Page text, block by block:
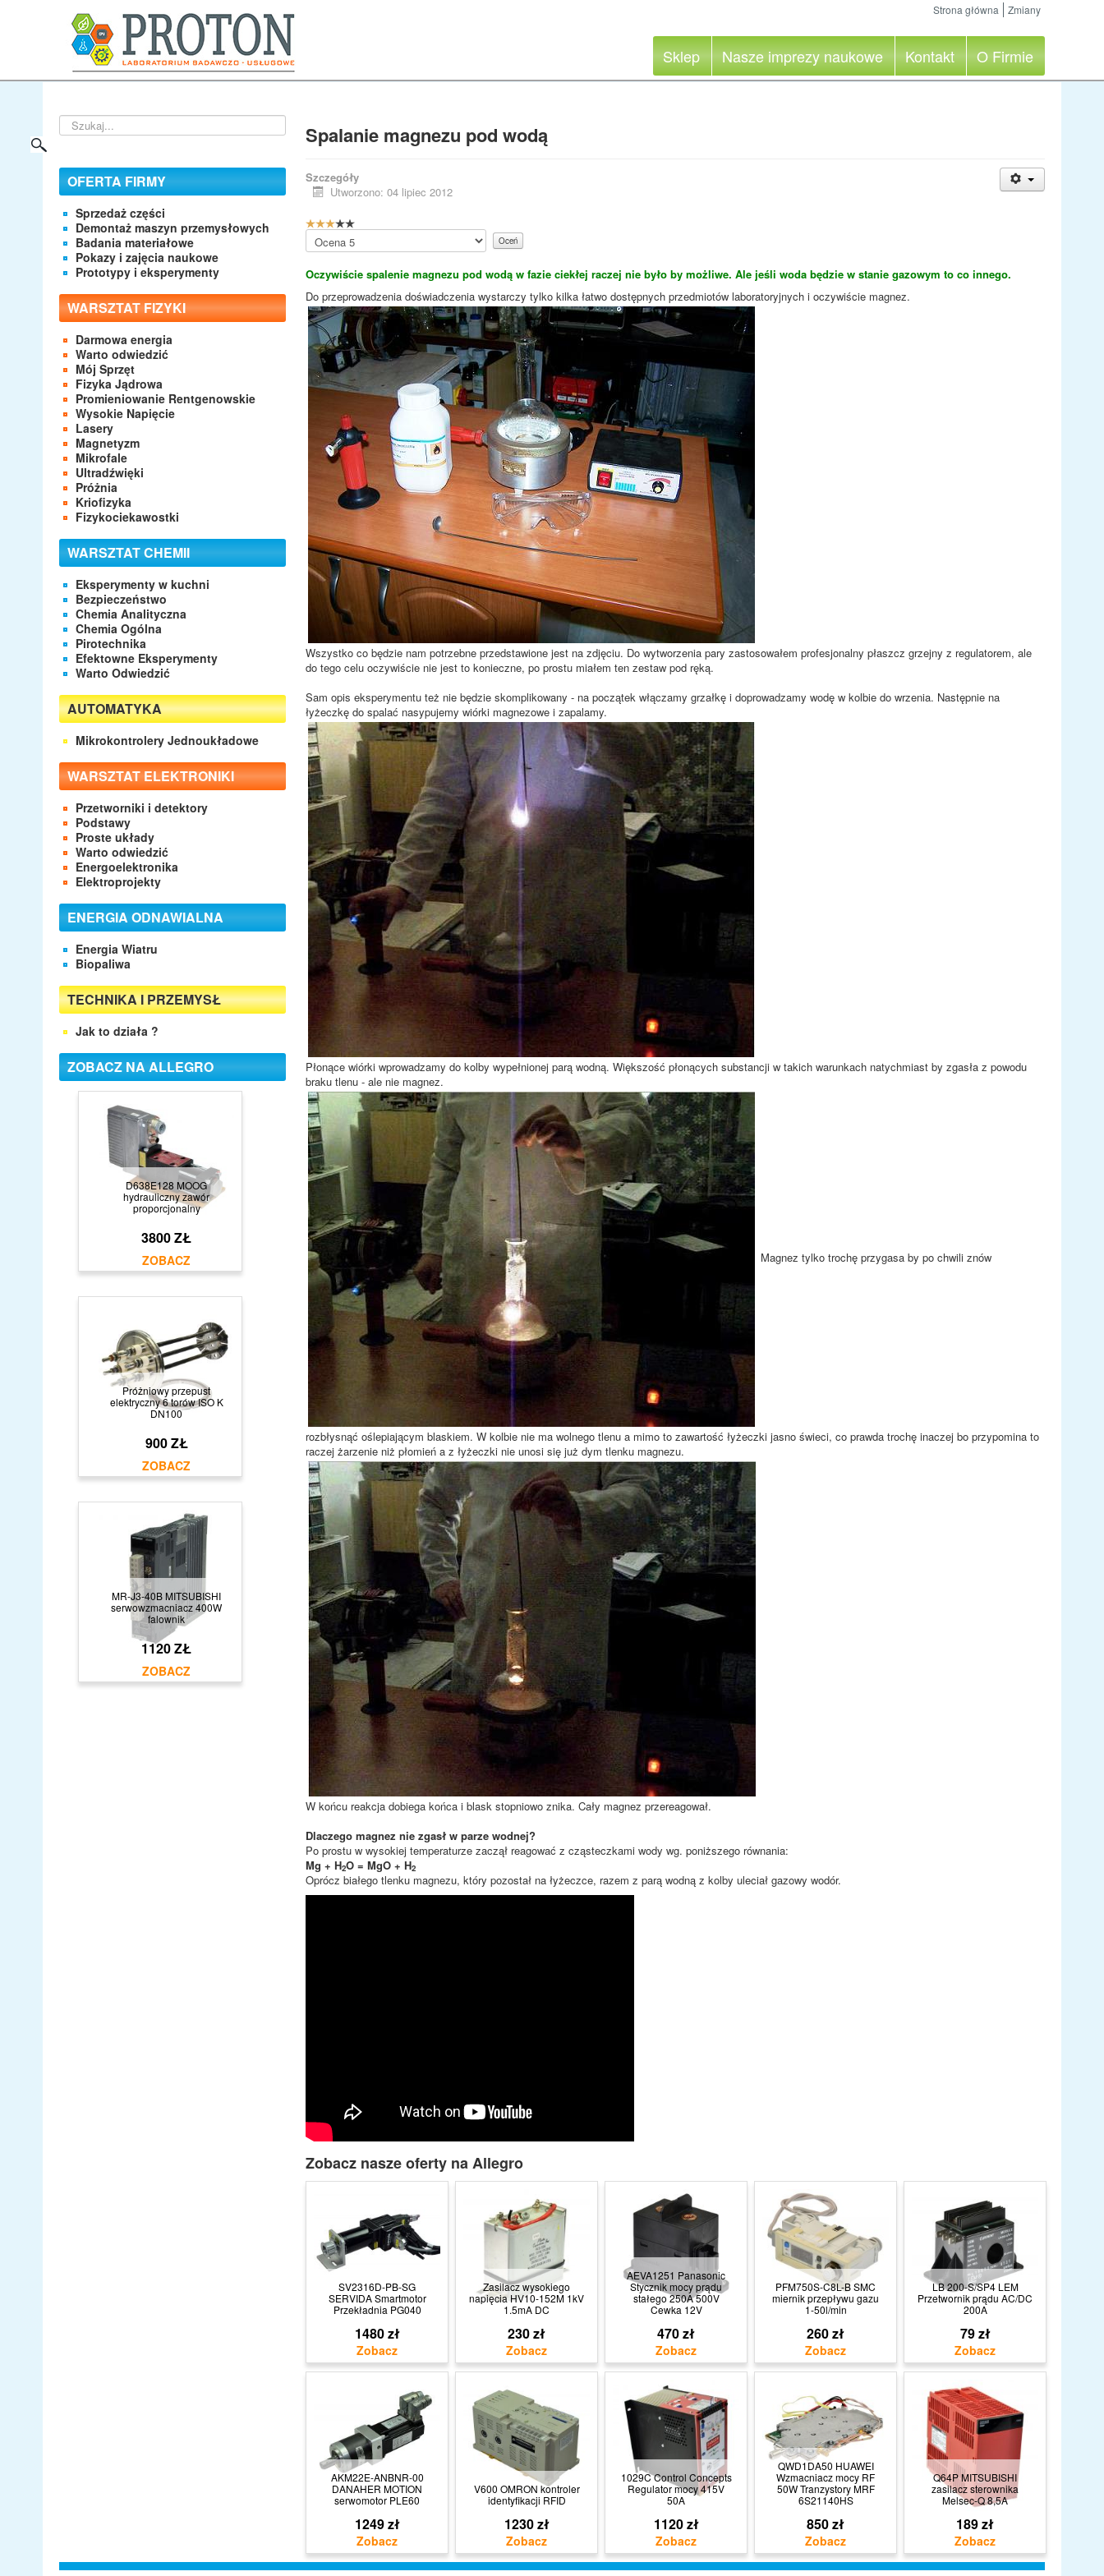
Strona główna Zmiany
Sklep Nasze imprezy naukowe Kontakt O Firmie
Szukaj...
OFERTA FIRMY
Sprzedaż części
Demontaż maszyn przemysłowych
Badania materiałowe
Pokazy i zajęcia naukowe
Prototypy i eksperymenty
WARSZTAT FIZYKI
Darmowa energia
Warto odwiedzić
Mój Sprzęt
Fizyka Jądrowa
Promieniowanie Rentgenowskie
Wysokie Napięcie
Lasery
Magnetyzm
Mikrofale
Ultradźwięki
Próżnia
Kriofizyka
Fizykociekawostki
WARSZTAT CHEMII
Eksperymenty w kuchni
Bezpieczeństwo
Chemia Analityczna
Chemia Ogólna
Pirotechnika
Efektowne Eksperymenty
Warto Odwiedzić
AUTOMATYKA
Mikrokontrolery Jednoukładowe
WARSZTAT ELEKTRONIKI
Przetworniki i detektory
Podstawy
Proste układy
Warto odwiedzić
Energoelektronika
Elektroprojekty
ENERGIA ODNAWIALNA
Energia Wiatru
Biopaliwa
TECHNIKA I PRZEMYSŁ
Jak to działa ?
ZOBACZ NA ALLEGRO
D638E128 MOOG
hydrauliczny zawór
proporcjonalny
3800 ZŁ
Próżniowy przepust
elektryczny 6 torów ISO K
DN100
900 ZŁ
MR-J3-40B MITSUBISHI
serwowzmacniacz 400W
falownik
1120 ZŁ
Spalanie magnezu pod wodą
Szczegóły
Utworzono: 04 lipiec 2012
O
c
e
a
u
ż
y
o
w
/
5
Proszę,
oceń
Oczywiście spalenie magnezu pod wodą w fazie ciekłej raczej nie było by możliwe. Ale jeśli woda będzie w stanie gazowym to co innego.
Do przeprowadzenia doświadczenia wystarczy tylko kilka łatwo dostępnych przedmiotów laboratoryjnych i oczywiście magnez.
Wszystko co będzie nam potrzebne przedstawione jest na zdjęciu. Do wytworzenia pary zastosowałem profesjonalny płaszcz grzejny z regulatorem, ale
do tego celu oczywiście nie jest to konieczne, po prostu miałem ten zestaw pod ręką.
Sam opis eksperymentu też nie będzie skomplikowany - na początek włączamy grzałkę i doprowadzamy wodę w kolbie do wrzenia. Następnie na
łyżeczkę do spalać nasypujemy wiórki magnezowe i zapalamy.
Płonące wiórki wprowadzamy do kolby wypełnionej parą wodną. Większość płonących substancji w takich warunkach natychmiast by zgasła z powodu
braku tlenu - ale nie magnez.
Magnez tylko trochę przygasa by po chwili znów
rozbłysnąć oślepiającym blaskiem. W kolbie nie ma wolnego tlenu a mimo to zawartość łyżeczki jasno świeci, co prawda trochę inaczej bo przypomina to
raczej żarzenie niż płomień a z łyżeczki nie unosi się już dym tlenku magnezu.
W końcu reakcja dobiega końca i blask stopniowo znika. Cały magnez przereagował.
Dlaczego magnez nie zgasł w parze wodnej?
Po prostu w wysokiej temperaturze zaczął reagować z cząsteczkami wody wg. poniższego równania:
Mg + H2O = MgO + H2
Oprócz białego tlenku magnezu, który pozostał na łyżeczce, razem z parą wodną z kolby uleciał gazowy wodór.
Zobacz nasze oferty na Allegro
SV2316D-PB-SG
SERVIDA Smartmotor
Przekładnia PG040
1480 zł
Zasilacz wysokiego
napięcia HV10-152M 1kV
1.5mA DC
230 zł
AEVA1251 Panasonic
Stycznik mocy prądu
stałego 250A 500V
Cewka 12V
470 zł
PFM750S-C8L-B SMC
miernik przepływu gazu
1-50l/min
260 zł
LB 200-S/SP4 LEM
Przetwornik prądu AC/DC
200A
79 zł
AKM22E-ANBNR-00
DANAHER MOTION
serwomotor PLE60
1249 zł
V600 OMRON kontroler
identyfikacji RFID
1230 zł
1029C Control Concepts
Regulator mocy 415V
50A
1120 zł
QWD1DA50 HUAWEI
Wzmacniacz mocy RF
50W Tranzystory MRF
6S21140HS
850 zł
Q64P MITSUBISHI
zasilacz sterownika
Melsec-Q 8,5A
189 zł